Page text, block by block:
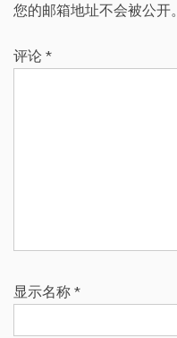
您的邮箱地址不会被公开。
评论 *
显示名称 *